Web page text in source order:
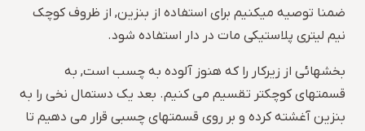
ضمنا توصیه میکنیم برای استفاده از بنزین, از ظروف کوچک
نیم لیتری پلاستیکی مات در دار استفاده شود.
بخشهائی از زیرکار را که هنوز آلوده به چسب است, به
قسمتهای کوچکتر تقسیم می کنیم. بعد یک دستمال نخی را به
بنزین آغشته کرده و بر روی قسمتهای چسبی قرار می دهیم تا